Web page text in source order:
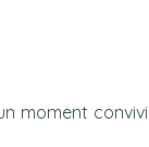
moment